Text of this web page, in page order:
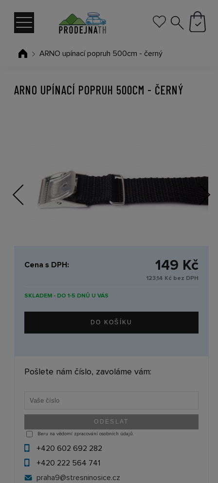
ARNO upínací popruh 500cm - černý
Previous
ARNO UPÍNACÍ POPRUH 500CM - ČERNÝ
Cena s DPH: 149 Kč
123,14 Kč bez DPH
SKLADEM - DO 1-5 DNŮ U VÁS
Pošlete nám číslo, zavoláme vám:
Beru na vědomí zpracování osobních údajů.
+420 602 692 282
+420 222 564 741
praha9@stresninosice.cz